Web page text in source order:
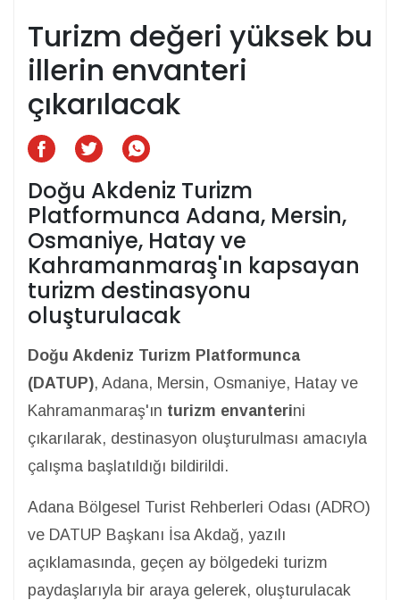
Turizm değeri yüksek bu
illerin envanteri
çıkarılacak
Doğu Akdeniz Turizm
Platformunca Adana, Mersin,
Osmaniye, Hatay ve
Kahramanmaraş'ın kapsayan
turizm destinasyonu
oluşturulacak
Doğu Akdeniz Turizm Platformunca
(DATUP), Adana, Mersin, Osmaniye, Hatay ve
Kahramanmaraş'ın turizm envanterini
çıkarılarak, destinasyon oluşturulması amacıyla
çalışma başlatıldığı bildirildi.
Adana Bölgesel Turist Rehberleri Odası (ADRO)
ve DATUP Başkanı İsa Akdağ, yazılı
açıklamasında, geçen ay bölgedeki turizm
paydaşlarıyla bir araya gelerek, oluşturulacak